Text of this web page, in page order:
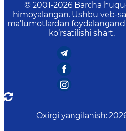
© 2001-2026 Barcha
himoyalangan. Ushbu veb-
ma’lumotlardan
ko‘rsatilishi shart.
Oxirgi yangilanish: